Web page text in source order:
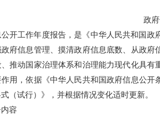
政
开工作年度报告，是《中华人民共和国
府信息管理、摸清政府信息底数、从政
推动国家治理体系和治理能力现代化具
用，依据《中华人民共和国政府信息公
（试行）》，并根据情况变化适时更新。
容